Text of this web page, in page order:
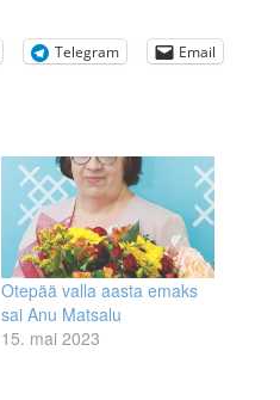
Telegram Email
Otepää valla aasta emaks
sai Anu Matsalu
15. mai 2023